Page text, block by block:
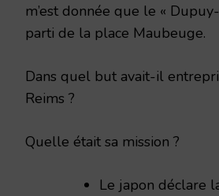
m’est donnée que le «
parti de la place Maubeuge.
Dans quel but avait-il
Reims ?
Quelle était sa mission ?
Le japon déclare